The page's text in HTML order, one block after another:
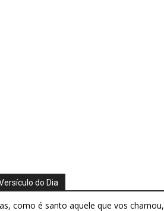
do Dia
como é santo aquele que vos chamou,